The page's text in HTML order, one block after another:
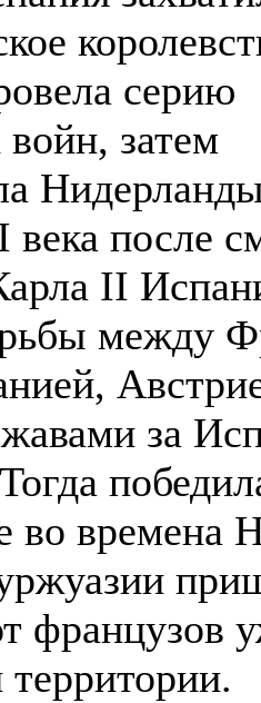
серию
войн, затем
после
II
между
за
во времена
французов
территории.